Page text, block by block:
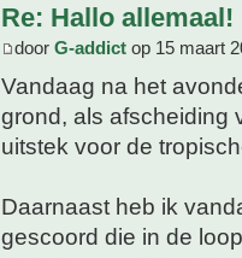
Re: Hallo allemaal!
door G-addict op 15 maart
Vandaag na het
grond, als afscheiding
uitstek voor de
Daarnaast heb ik
gescoord die in de